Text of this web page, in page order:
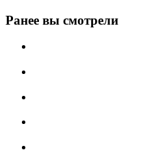
Ранее вы смотрели